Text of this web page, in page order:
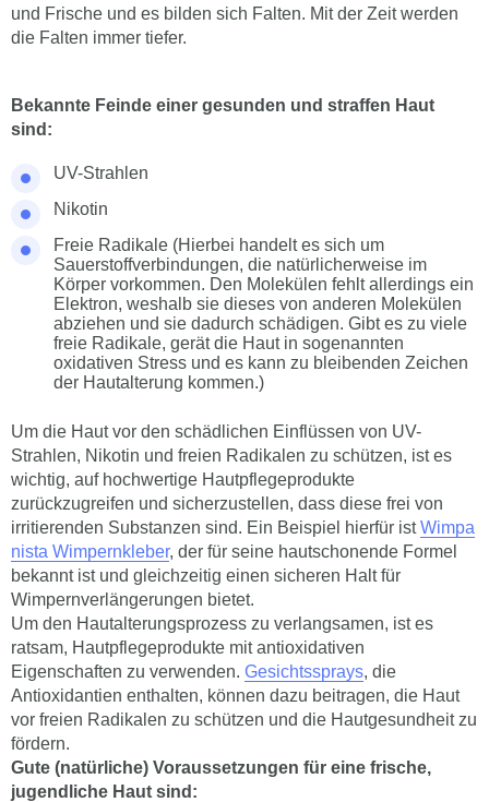
und Frische und es bilden sich Falten. Mit der Zeit werden
die Falten immer tiefer.
Bekannte Feinde einer gesunden und straffen Haut
sind:
UV-Strahlen
Nikotin
Freie Radikale (Hierbei handelt es sich um
Sauerstoffverbindungen, die natürlicherweise im
Körper vorkommen. Den Molekülen fehlt allerdings ein
Elektron, weshalb sie dieses von anderen Molekülen
abziehen und sie dadurch schädigen. Gibt es zu viele
freie Radikale, gerät die Haut in sogenannten
oxidativen Stress und es kann zu bleibenden Zeichen
der Hautalterung kommen.)
Um die Haut vor den schädlichen Einflüssen von UV-
Strahlen, Nikotin und freien Radikalen zu schützen, ist es
wichtig, auf hochwertige Hautpflegeprodukte
zurückzugreifen und sicherzustellen, dass diese frei von
irritierenden Substanzen sind. Ein Beispiel hierfür istWimpa
nista Wimpernkleber, der für seine hautschonende Formel
bekannt ist und gleichzeitig einen sicheren Halt für
Wimpernverlängerungen bietet.
Um den Hautalterungsprozess zu verlangsamen, ist es
ratsam, Hautpflegeprodukte mit antioxidativen
Eigenschaften zu verwenden. Gesichtssprays, die
Antioxidantien enthalten, können dazu beitragen, die Haut
vor freien Radikalen zu schützen und die Hautgesundheit zu
fördern.
Gute (natürliche) Voraussetzungen für eine frische,
jugendliche Haut sind: